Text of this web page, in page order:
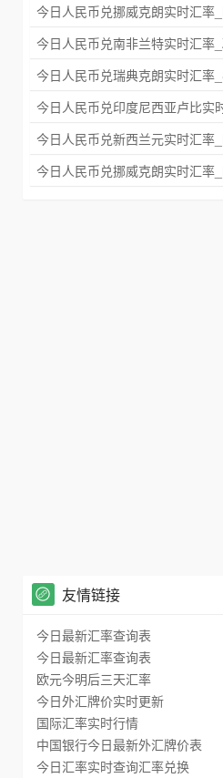
友情链接
今日最新汇率查询表
今日最新汇率查询表
欧元今明后三天汇率
今日外汇牌价实时更新
国际汇率实时行情
中国银行今日最新外汇牌价表
今日汇率实时查询汇率兑换